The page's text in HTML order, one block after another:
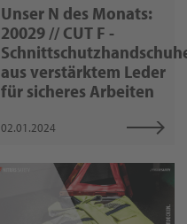
Unser N des Monats:
20029 // CUT F -
aus verstärktem Leder
für sicheres Arbeiten
02.01.2024